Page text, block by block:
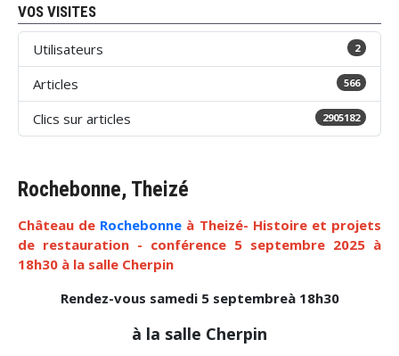
VOS VISITES
Utilisateurs 2
Articles 566
Clics sur articles 2905182
Rochebonne, Theizé
Château de Rochebonne à Theizé- Histoire et projets
de restauration - conférence 5 septembre 2025 à
18h30 à la salle Cherpin
Rendez-vous samedi 5 septembreà 18h30
à la salle Cherpin